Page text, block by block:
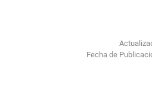
Fecha de